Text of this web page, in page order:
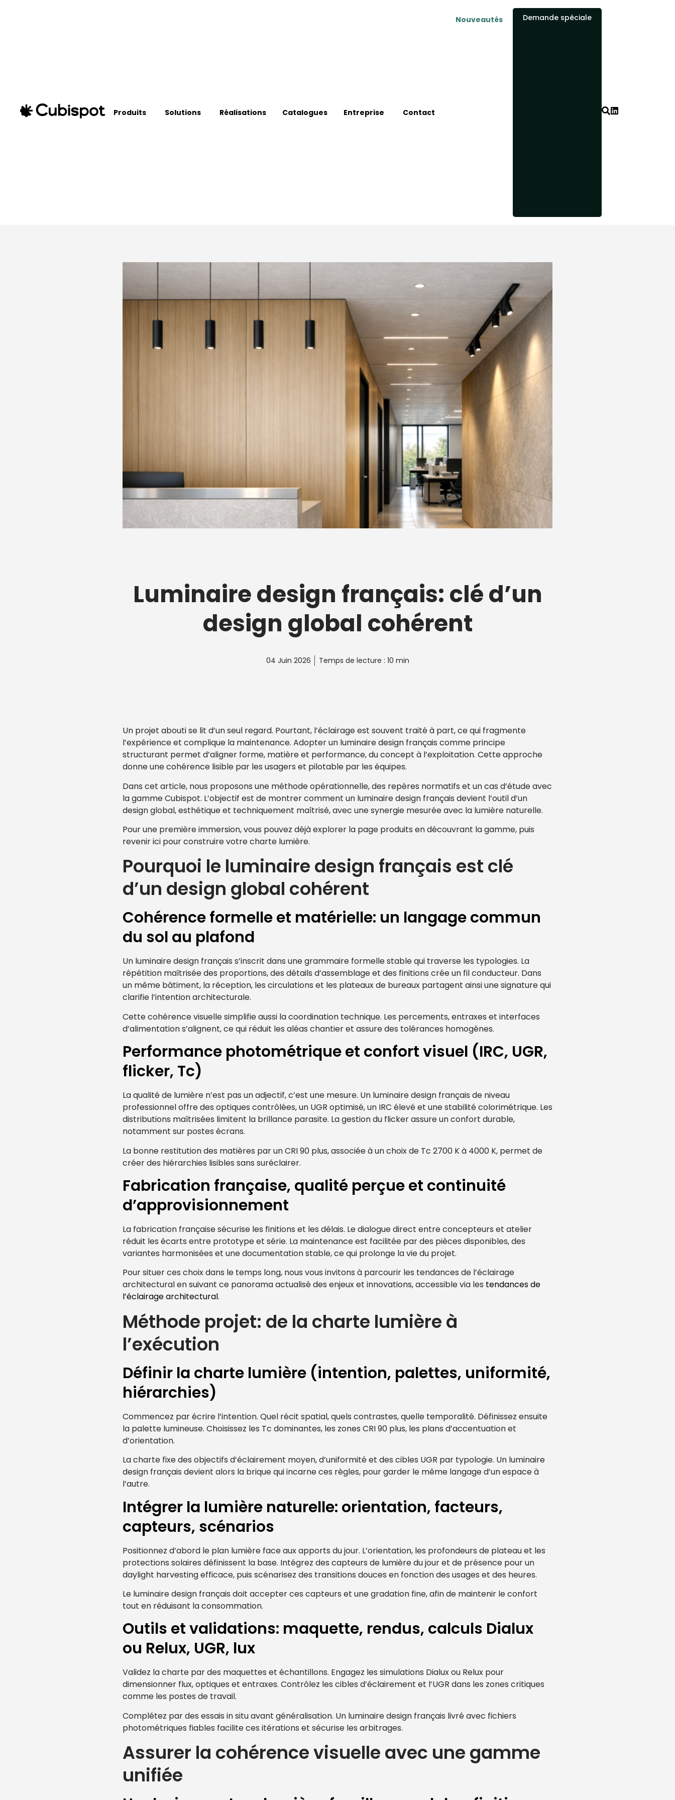
Produits Solutions Réalisations Catalogues Entreprise Contact
Nouveautés Demande spéciale
Luminaire design français: clé d’un
design global cohérent
04 Juin 2026 Temps de lecture : 10 min
Un projet abouti se lit d’un seul regard. Pourtant, l’éclairage est souvent traité à part, ce qui fragmente
l’expérience et complique la maintenance. Adopter un luminaire design français comme principe
structurant permet d’aligner forme, matière et performance, du concept à l’exploitation. Cette approche
donne une cohérence lisible par les usagers et pilotable par les équipes.
Dans cet article, nous proposons une méthode opérationnelle, des repères normatifs et un cas d’étude avec
la gamme Cubispot. L’objectif est de montrer comment un luminaire design français devient l’outil d’un
design global, esthétique et techniquement maîtrisé, avec une synergie mesurée avec la lumière naturelle.
Pour une première immersion, vous pouvez déjà explorer la page produits en découvrant la gamme, puis
revenir ici pour construire votre charte lumière.
Pourquoi le luminaire design français est clé
d’un design global cohérent
Cohérence formelle et matérielle: un langage commun
du sol au plafond
Un luminaire design français s’inscrit dans une grammaire formelle stable qui traverse les typologies. La
répétition maîtrisée des proportions, des détails d’assemblage et des finitions crée un fil conducteur. Dans
un même bâtiment, la réception, les circulations et les plateaux de bureaux partagent ainsi une signature qui
clarifie l’intention architecturale.
Cette cohérence visuelle simplifie aussi la coordination technique. Les percements, entraxes et interfaces
d’alimentation s’alignent, ce qui réduit les aléas chantier et assure des tolérances homogènes.
Performance photométrique et confort visuel (IRC, UGR,
flicker, Tc)
La qualité de lumière n’est pas un adjectif, c’est une mesure. Un luminaire design français de niveau
professionnel offre des optiques contrôlées, un UGR optimisé, un IRC élevé et une stabilité colorimétrique. Les
distributions maîtrisées limitent la brillance parasite. La gestion du flicker assure un confort durable,
notamment sur postes écrans.
La bonne restitution des matières par un CRI 90 plus, associée à un choix de Tc 2700 K à 4000 K, permet de
créer des hiérarchies lisibles sans suréclairer.
Fabrication française, qualité perçue et continuité
d’approvisionnement
La fabrication française sécurise les finitions et les délais. Le dialogue direct entre concepteurs et atelier
réduit les écarts entre prototype et série. La maintenance est facilitée par des pièces disponibles, des
variantes harmonisées et une documentation stable, ce qui prolonge la vie du projet.
Pour situer ces choix dans le temps long, nous vous invitons à parcourir les tendances de l’éclairage
architectural en suivant ce panorama actualisé des enjeux et innovations, accessible via les tendances de
l’éclairage architectural.
Méthode projet: de la charte lumière à
l’exécution
Définir la charte lumière (intention, palettes, uniformité,
hiérarchies)
Commencez par écrire l’intention. Quel récit spatial, quels contrastes, quelle temporalité. Définissez ensuite
la palette lumineuse. Choisissez les Tc dominantes, les zones CRI 90 plus, les plans d’accentuation et
d’orientation.
La charte fixe des objectifs d’éclairement moyen, d’uniformité et des cibles UGR par typologie. Un luminaire
design français devient alors la brique qui incarne ces règles, pour garder le même langage d’un espace à
l’autre.
Intégrer la lumière naturelle: orientation, facteurs,
capteurs, scénarios
Positionnez d’abord le plan lumière face aux apports du jour. L’orientation, les profondeurs de plateau et les
protections solaires définissent la base. Intégrez des capteurs de lumière du jour et de présence pour un
daylight harvesting efficace, puis scénarisez des transitions douces en fonction des usages et des heures.
Le luminaire design français doit accepter ces capteurs et une gradation fine, afin de maintenir le confort
tout en réduisant la consommation.
Outils et validations: maquette, rendus, calculs Dialux
ou Relux, UGR, lux
Validez la charte par des maquettes et échantillons. Engagez les simulations Dialux ou Relux pour
dimensionner flux, optiques et entraxes. Contrôlez les cibles d’éclairement et l’UGR dans les zones critiques
comme les postes de travail.
Complétez par des essais in situ avant généralisation. Un luminaire design français livré avec fichiers
photométriques fiables facilite ces itérations et sécurise les arbitrages.
Assurer la cohérence visuelle avec une gamme
unifiée